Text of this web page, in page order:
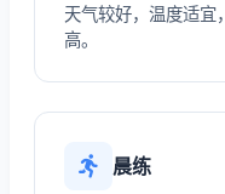
天气较好，温度适宜
高。
晨练